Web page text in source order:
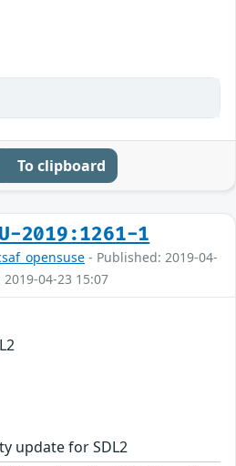
To clipboard
2019:1261-1
- Published: 2019-04-
04-23 15:07
update for SDL2